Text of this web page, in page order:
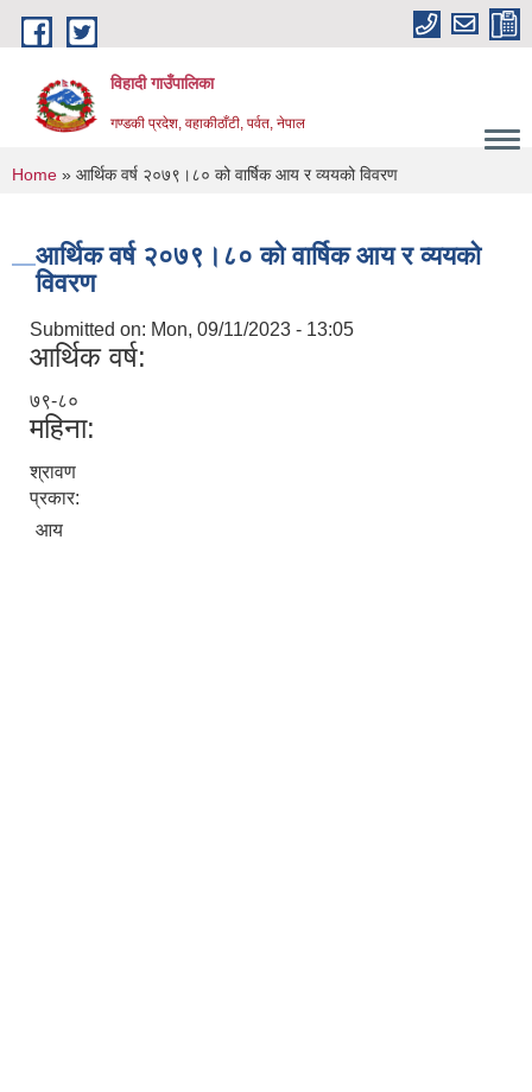
Skip to main content
विहादी गाउँपालिका
गण्डकी प्रदेश, वहाकीठाँटी, पर्वत, नेपाल
You are here
Home » आर्थिक वर्ष २०७९।८० को वार्षिक आय र व्ययको विवरण
आर्थिक वर्ष २०७९।८० को वार्षिक आय र व्ययको
विवरण
Submitted on: Mon, 09/11/2023 - 13:05
आर्थिक वर्ष:
७९-८०
महिना:
श्रावण
प्रकार:
आय